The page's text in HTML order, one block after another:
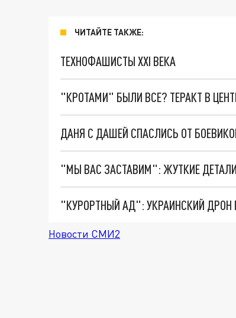
ЧИТАЙТЕ ТАКЖЕ:
ТЕХНОФАШИСТЫ XXI ВЕКА
"КРОТАМИ" БЫЛИ ВСЕ? ТЕРАКТ В
ДАНЯ С ДАШЕЙ СПАСЛИСЬ ОТ
"КУРОРТНЫЙ АД": УКРАИНСКИЙ
Новости СМИ2